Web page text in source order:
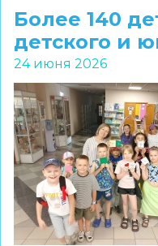
Более 140
детского и
24 июня 2026